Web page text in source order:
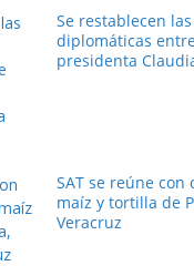
Se restablecen
diplomáticas
presidenta
SAT se reúne con
maíz y tortilla de
Veracruz